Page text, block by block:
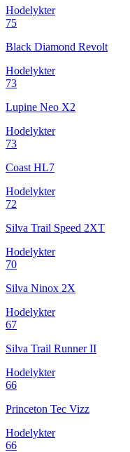
Hodelykter
75
Black Diamond Revolt
Hodelykter
73
Lupine Neo X2
Hodelykter
73
Coast HL7
Hodelykter
72
Silva Trail Speed 2XT
Hodelykter
70
Silva Ninox 2X
Hodelykter
67
Silva Trail Runner II
Hodelykter
66
Princeton Tec Vizz
Hodelykter
66